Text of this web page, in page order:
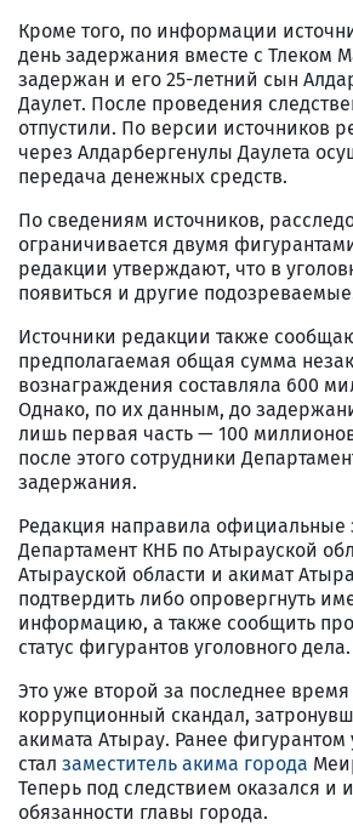
Кроме того, по информации
день задержания вместе с Тлеком
задержан и его 25-летний сын
Даулет. После проведения
отпустили. По версии источников
через Алдарбергенулы Даулета
передача денежных средств.
По сведениям источников,
ограничивается двумя
редакции утверждают, что в
появиться и другие
Источники редакции также
предполагаемая общая сумма
вознаграждения составляла 600
Однако, по их данным, до
лишь первая часть — 100
после этого сотрудники
задержания.
Редакция направила официальные
Департамент КНБ по Атырауской
Атырауской области и акимат
подтвердить либо опровергнуть
информацию, а также сообщить
статус фигурантов уголовного дела.
Это уже второй за последнее
коррупционный скандал,
акимата Атырау. Ранее фигурантом
стал заместитель акима города
Теперь под следствием оказался и
обязанности главы города.